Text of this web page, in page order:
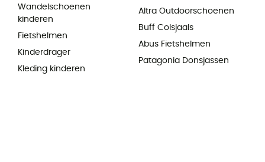
Wandelschoenen
kinderen
Fietshelmen
Kinderdrager
Kleding kinderen
Altra Outdoorschoenen
Buff Colsjaals
Abus Fietshelmen
Patagonia Donsjassen